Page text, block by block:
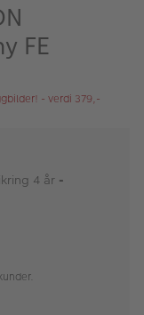
FE
- verdi 379,-
4 år -